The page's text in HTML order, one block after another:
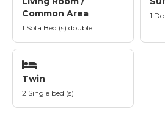
Common Area
1 Sofa Bed (s) double
1
Twin
2 Single bed (s)